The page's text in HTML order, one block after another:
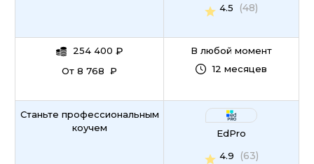
254 400 ₽
От 8 768 ₽
4.5
(48)
В любой момент
12 месяцев
Станьте профессиональным
коучем
EdPro
4.9
(63)